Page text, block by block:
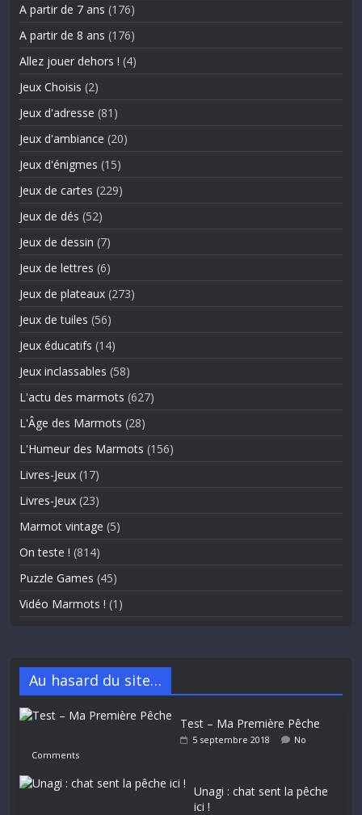
A partir de 7 ans (176)
A partir de 8 ans (176)
Allez jouer dehors ! (4)
Jeux Choisis (2)
Jeux d'adresse (81)
Jeux d'ambiance (20)
Jeux d'énigmes (15)
Jeux de cartes (229)
Jeux de dés (52)
Jeux de dessin (7)
Jeux de lettres (6)
Jeux de plateaux (273)
Jeux de tuiles (56)
Jeux éducatifs (14)
Jeux inclassables (58)
L'actu des marmots (627)
L'Âge des Marmots (28)
L'Humeur des Marmots (156)
Livres-Jeux (17)
Livres-Jeux (23)
Marmot vintage (5)
On teste ! (814)
Puzzle Games (45)
Vidéo Marmots ! (1)
Au hasard du site…
Test – Ma Première Pêche
5 septembre 2018
No
Comments
Unagi : chat sent la pêche
ici !